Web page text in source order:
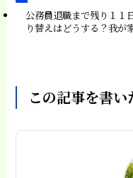
公務員退職まで残り１１
り替えはどうする？我が
この記事を書い